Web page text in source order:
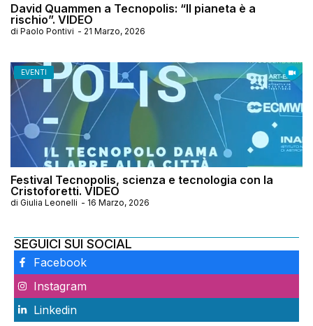
David Quammen a Tecnopolis: “Il pianeta è a
rischio”. VIDEO
di Paolo Pontivi - 21 Marzo, 2026
EVENTI
Festival Tecnopolis, scienza e tecnologia con la
Cristoforetti. VIDEO
di Giulia Leonelli - 16 Marzo, 2026
SEGUICI SUI SOCIAL
Facebook
Instagram
Linkedin